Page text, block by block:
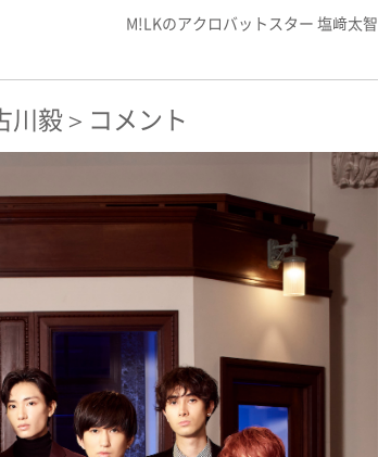
M!LKのアクロバットスター 塩﨑太智
毅＞コメント